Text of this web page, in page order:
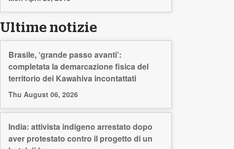
Ultime notizie
Brasile, ‘grande passo avanti’:
completata la demarcazione fisica del
territorio dei Kawahiva incontattati
Thu August 06, 2026
India: attivista indigeno arrestato dopo
aver protestato contro il progetto di un